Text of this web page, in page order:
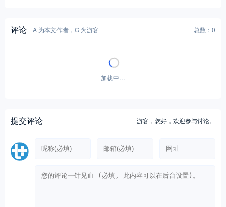
评论 A 为本文作者，G 为游客 总数：0
加载中…
提交评论 游客，您好，欢迎参与讨论。